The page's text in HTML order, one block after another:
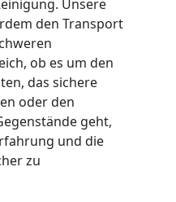
Unsere
den Transport
ob es um den
das sichere
oder den
geht,
und die
zu